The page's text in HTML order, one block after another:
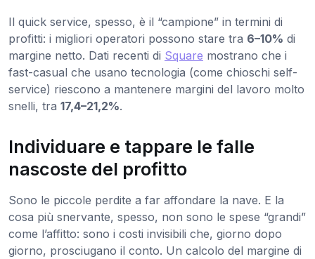
Il quick service, spesso, è il “campione” in termini di
profitti: i migliori operatori possono stare tra 6–10% di
margine netto. Dati recenti di Square mostrano che i
fast-casual che usano tecnologia (come chioschi self-
service) riescono a mantenere margini del lavoro molto
snelli, tra 17,4–21,2%.
Individuare e tappare le falle
nascoste del profitto
Sono le piccole perdite a far affondare la nave. E la
cosa più snervante, spesso, non sono le spese “grandi”
come l’affitto: sono i costi invisibili che, giorno dopo
giorno, prosciugano il conto. Un calcolo del margine di